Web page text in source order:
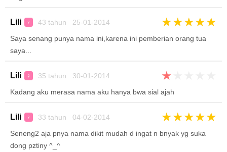
Lili ♀ 43 tahun 25-01-2014 ★★★★★
Saya senang punya nama ini,karena ini pemberian orang tua
saya...
Lili ♀ 35 tahun 30-01-2014 ★
Kadang aku merasa nama aku hanya bwa sial ajah
Lili ♀ 33 tahun 04-02-2014 ★★★★★
Seneng2 aja pnya nama dikit mudah d ingat n bnyak yg suka
dong pztiny ^_^